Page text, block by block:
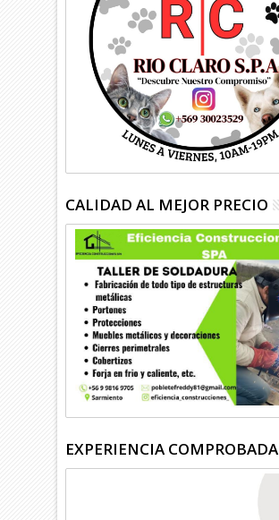
CALIDAD AL MEJOR PRECIO
EXPERIENCIA COMPROBADA